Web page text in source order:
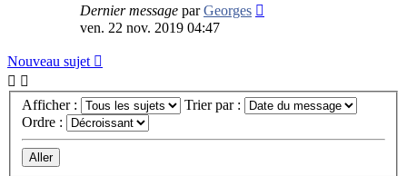
Dernier message parGeorges
ven. 22 nov. 2019 04:47
Nouveau sujet
Afficher :
Trier par :
Ordre :